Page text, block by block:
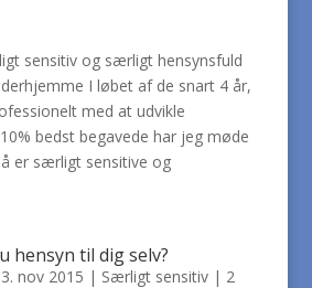
sensitiv og særligt hensynsfuld
I løbet af de snart 4 år,
med at udvikle
bedst begavede har jeg møde
er særligt sensitive og
hensyn til dig selv?
3. nov 2015 | Særligt sensitiv| 2